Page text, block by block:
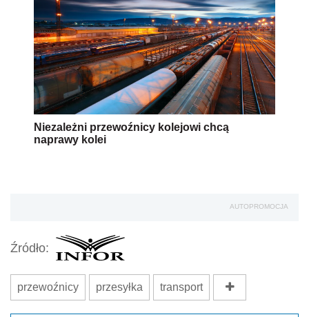
Niezależni przewoźnicy kolejowi chcą
naprawy kolei
AUTOPROMOCJA
Źródło:
przewoźnicy przesyłka transport